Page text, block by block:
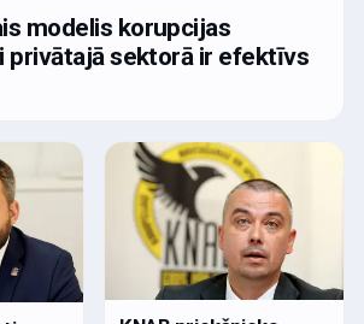
modelis korupcijas
privātajā sektorā ir efektīvs